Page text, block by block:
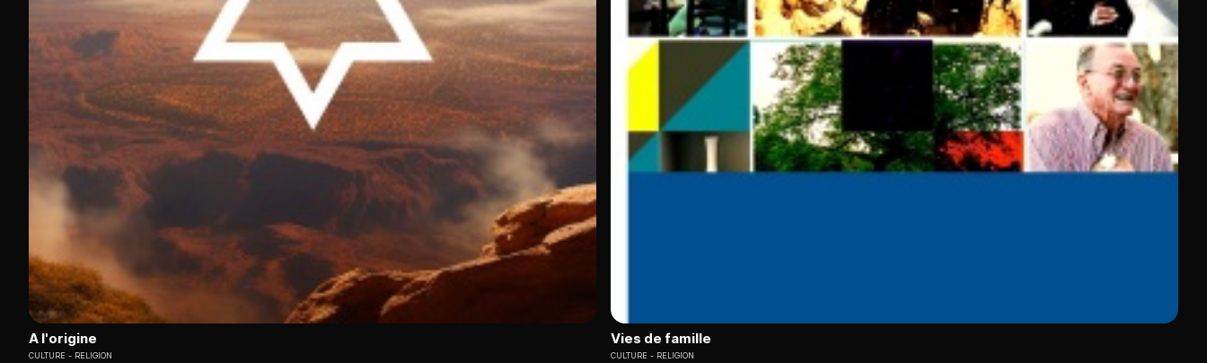
A l'origine
CULTURE RELIGION
Vies de famille
CULTURE RELIGION